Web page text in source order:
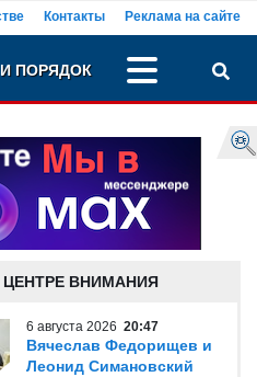
Контакты Реклама на сайте
ПОРЯДОК
ЦЕНТРЕ ВНИМАНИЯ
6 августа 2026 20:47
Вячеслав Федорищев и
Леонид Симановский